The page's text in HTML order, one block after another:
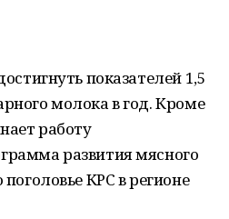
показателей 1,5
молока в год. Кроме
работу
развития мясного
КРС в регионе